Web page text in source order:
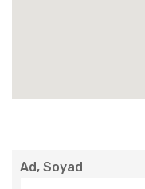
Ad, Soyad